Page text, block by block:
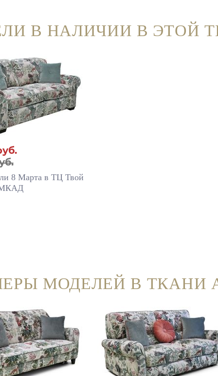
В НАЛИЧИИ В ЭТОЙ
8 Марта в ТЦ Твой
МОДЕЛЕЙ В ТКАНИ